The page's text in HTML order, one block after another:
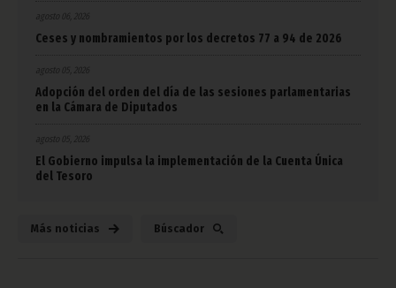
agosto 06, 2026
Ceses y nombramientos por los decretos 77 a 94 de 2026
agosto 05, 2026
Adopción del orden del día de las sesiones parlamentarias
en la Cámara de Diputados
agosto 05, 2026
El Gobierno impulsa la implementación de la Cuenta Única
del Tesoro
Más noticias Búscador